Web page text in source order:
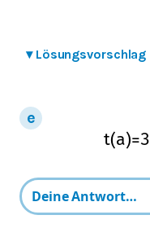
▾ Lösungsvorschlag
t(a)=3